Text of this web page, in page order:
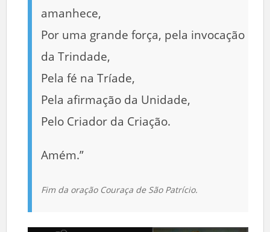
amanhece,
Por uma grande força, pela invocação
da Trindade,
Pela fé na Tríade,
Pela afirmação da Unidade,
Pelo Criador da Criação.
Amém.”
Fim da oração Couraça de São Patrício.